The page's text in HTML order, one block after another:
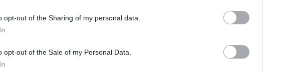
opt-out of the Sharing of my personal data.
opt-out of the Sale of my Personal Data.
στην πρεμιέρα (23π. με 8/13 σουτ,
αλλά όχι αρκετός.
“Ξεχωρίζει ο Ναν”